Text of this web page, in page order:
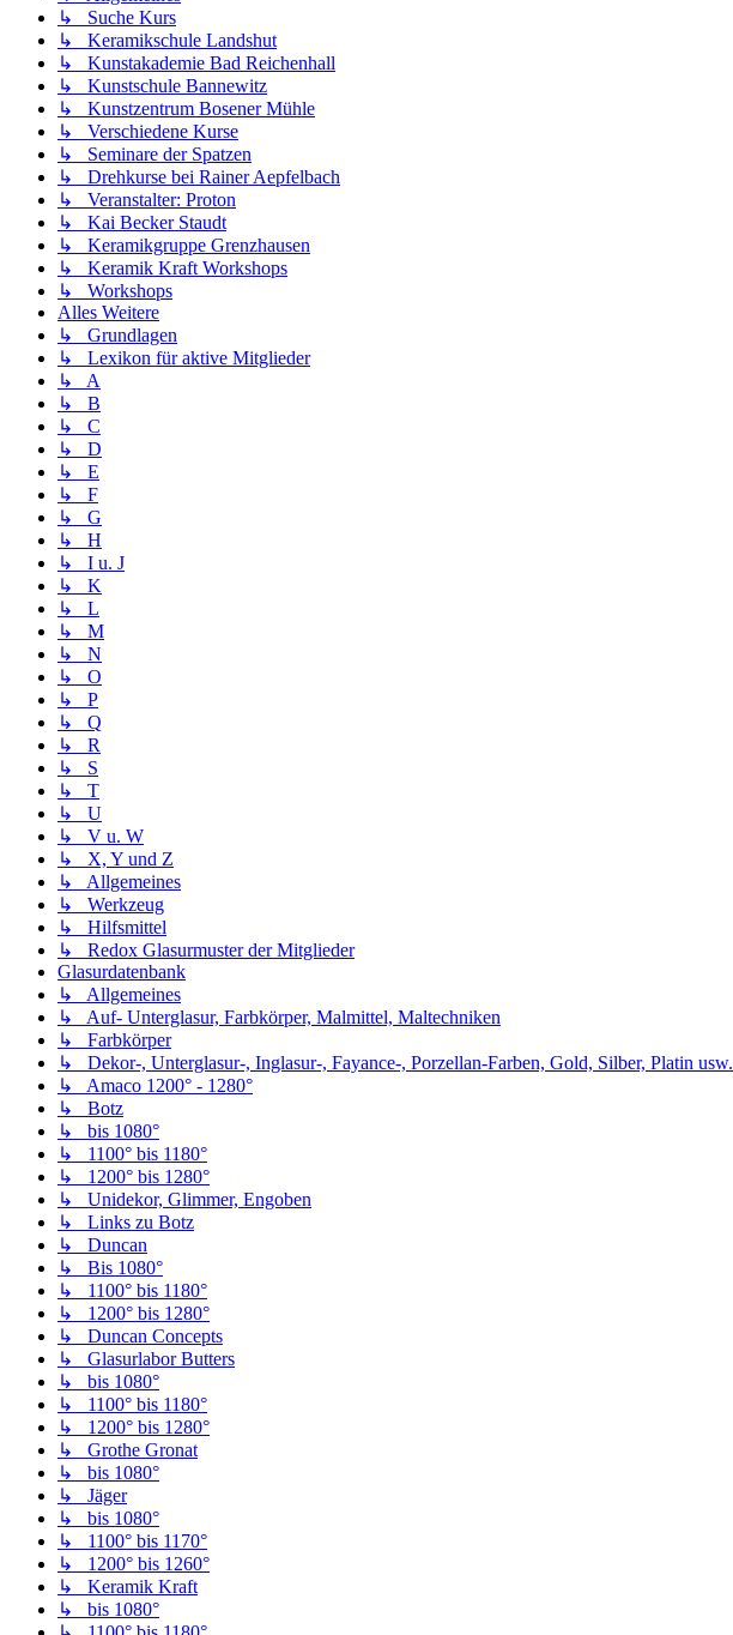
↳ Suche Kurs
↳ Keramikschule Landshut
↳ Kunstakademie Bad Reichenhall
↳ Kunstschule Bannewitz
↳ Kunstzentrum Bosener Mühle
↳ Verschiedene Kurse
↳ Seminare der Spatzen
↳ Drehkurse bei Rainer Aepfelbach
↳ Veranstalter: Proton
↳ Kai Becker Staudt
↳ Keramikgruppe Grenzhausen
↳ Keramik Kraft Workshops
↳ Workshops
Alles Weitere
↳ Grundlagen
↳ Lexikon für aktive Mitglieder
↳ A
↳ B
↳ C
↳ D
↳ E
↳ F
↳ G
↳ H
↳ I u. J
↳ K
↳ L
↳ M
↳ N
↳ O
↳ P
↳ Q
↳ R
↳ S
↳ T
↳ U
↳ V u. W
↳ X, Y und Z
↳ Allgemeines
↳ Werkzeug
↳ Hilfsmittel
↳ Redox Glasurmuster der Mitglieder
Glasurdatenbank
↳ Allgemeines
↳ Auf- Unterglasur, Farbkörper, Malmittel, Maltechniken
↳ Farbkörper
↳ Dekor-, Unterglasur-, Inglasur-, Fayance-, Porzellan-Farben, Gold, Silber, Platin usw.
↳ Amaco 1200° - 1280°
↳ Botz
↳ bis 1080°
↳ 1100° bis 1180°
↳ 1200° bis 1280°
↳ Unidekor, Glimmer, Engoben
↳ Links zu Botz
↳ Duncan
↳ Bis 1080°
↳ 1100° bis 1180°
↳ 1200° bis 1280°
↳ Duncan Concepts
↳ Glasurlabor Butters
↳ bis 1080°
↳ 1100° bis 1180°
↳ 1200° bis 1280°
↳ Grothe Gronat
↳ bis 1080°
↳ Jäger
↳ bis 1080°
↳ 1100° bis 1170°
↳ 1200° bis 1260°
↳ Keramik Kraft
↳ bis 1080°